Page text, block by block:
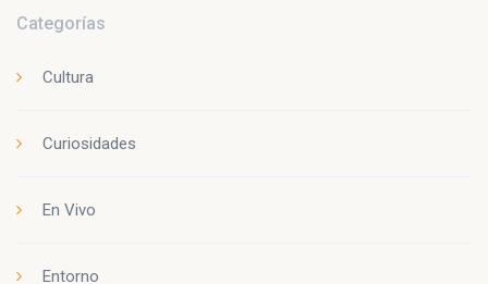
Categorías
Cultura
Curiosidades
En Vivo
Entorno